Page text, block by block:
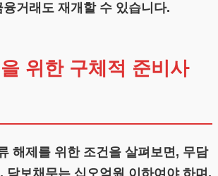
거래도 재개할 수 있습니다.
위한 구체적 준비사
해제를 위한 조건을 살펴보면, 무담